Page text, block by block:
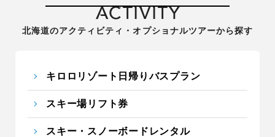
ACTIVITY
北海道のアクティビティ・オプショナルツアーから探す
キロロリゾート日帰りバスプラン
スキー場リフト券
スキー・スノーボードレンタル